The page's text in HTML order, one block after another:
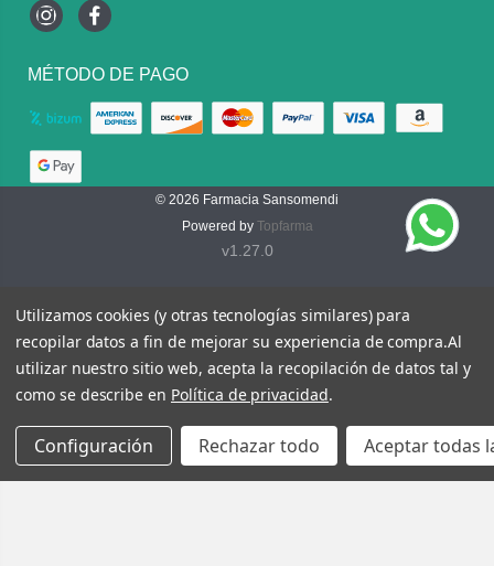
InstagramFacebook
MÉTODO DE PAGO
© 2026 Farmacia Sansomendi
Powered by Topfarma
v1.27.0
Utilizamos cookies (y otras tecnologías similares) para
recopilar datos a fin de mejorar su experiencia de compra.Al
utilizar nuestro sitio web, acepta la recopilación de datos tal y
como se describe en Política de privacidad.
Configuración Rechazar todo Aceptar todas